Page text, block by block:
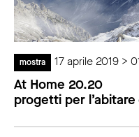
mostra 17 aprile 2019 >
At Home 20.20
progetti per